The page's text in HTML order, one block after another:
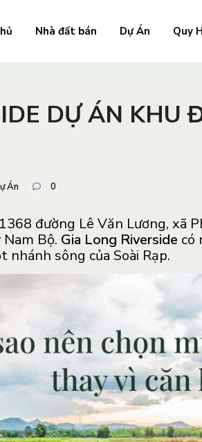
Nhà đất bán Dự Án Quy
DỰ ÁN KHU
Án 0
đường Lê Văn Lương, xã
Bộ. Gia Long Riverside có
nhánh sông của Soài Rạp.